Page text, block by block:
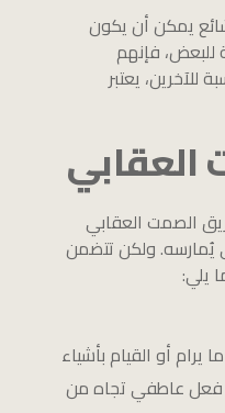
يمكن أن يكون
للبعض، فإنهم
للآخرين، يعتبر
الصمت العقابي
ولكن تتضمن
يلي:
أو القيام بأشياء
فعل عاطفي تجاه من